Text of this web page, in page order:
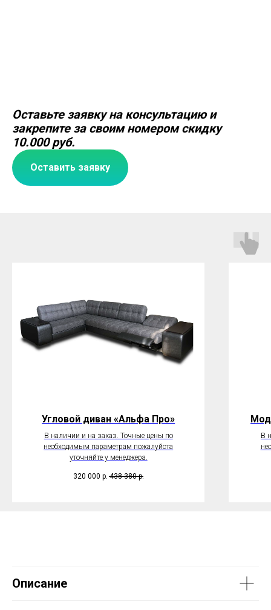
Оставьте заявку на консультацию и
закрепите за своим номером скидку
10.000 руб.
Оставить заявку
Угловой диван «Альфа Про»
В наличии и на заказ. Точные цены по
необходимым параметрам пожалуйста
уточняйте у менеджера.
320 000 р. 438 380 р.
В
Описание